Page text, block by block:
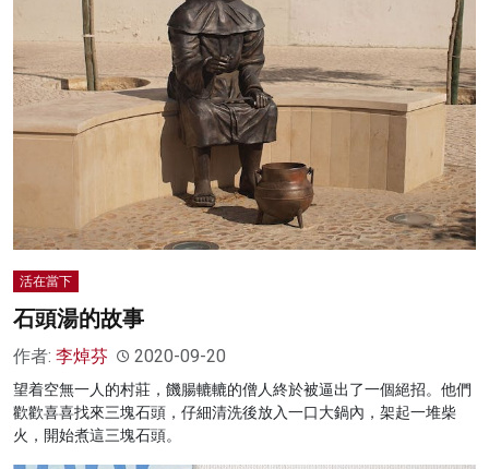
活在當下
石頭湯的故事
作者: 李焯芬 2020-09-20
望着空無一人的村莊，饑腸轆轆的僧人終於被逼出了一個絕招。他們
歡歡喜喜找來三塊石頭，仔細清洗後放入一口大鍋內，架起一堆柴
火，開始煮這三塊石頭。